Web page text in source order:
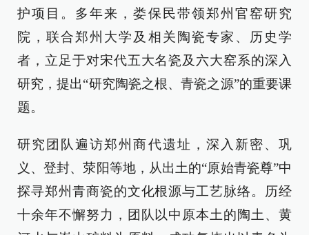
护项目。多年来，娄保民带领郑州官窑研究
院，联合郑州大学及相关陶瓷专家、历史学
者，立足于对宋代五大名瓷及六大窑系的深入
研究，提出“研究陶瓷之根、青瓷之源”的重要课
题。
研究团队遍访郑州商代遗址，深入新密、巩
义、登封、荥阳等地，从出土的“原始青瓷尊”中
探寻郑州青商瓷的文化根源与工艺脉络。历经
十余年不懈努力，团队以中原本土的陶土、黄